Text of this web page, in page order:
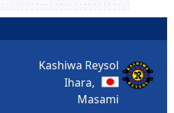
Kashiwa Reysol
Ihara,
Masami